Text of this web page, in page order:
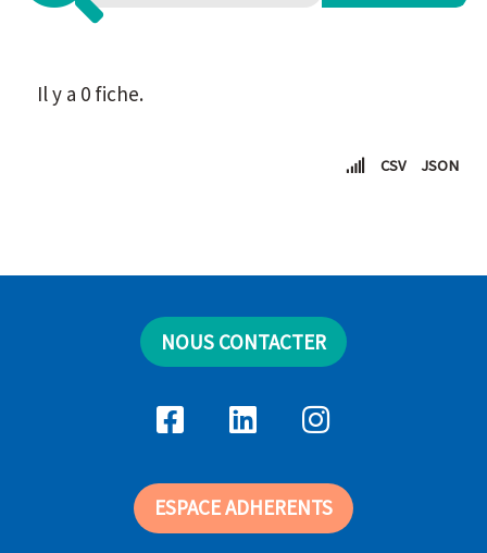
Il y a 0 fiche.
CSV JSON
NOUS CONTACTER
ESPACE ADHERENTS